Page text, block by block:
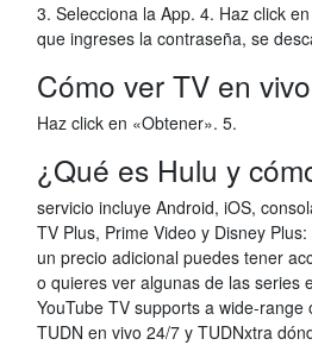
3. Selecciona la App. 4. Haz click
que ingreses la contraseña, se
Cómo ver TV en
Haz click en «Obtener». 5.
¿Qué es Hulu y
servicio incluye Android, iOS,
TV Plus, Prime Video y Disney
un precio adicional puedes tener
o quieres ver algunas de las series
YouTube TV supports a wide-
TUDN en vivo 24/7 y TUDNxtra